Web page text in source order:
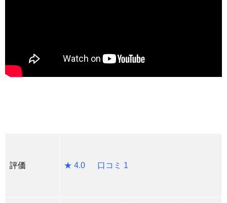
評価 ★ 4.0 口コミ 1